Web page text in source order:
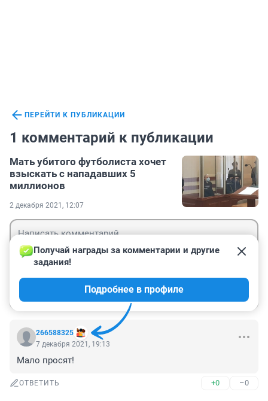
ПЕРЕЙТИ К ПУБЛИКАЦИИ
1 комментарий к публикации
Мать убитого футболиста хочет
взыскать с нападавших 5
миллионов
2 декабря 2021, 12:07
266588325
Получай награды за комментарии и другие
задания!
Подробнее в профиле
7 декабря 2021, 19:13
Мало просят!
ОТВЕТИТЬ +0 –0